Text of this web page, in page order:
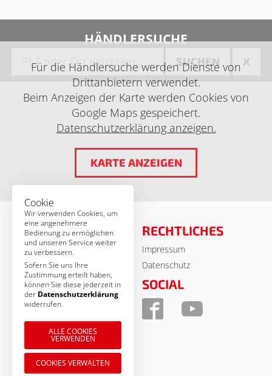
HÄNDLERSUCHE
SUCHEN X
Für die Händlersuche werden Dienste von
Drittanbietern verwendet.
Beim Anzeigen der Karte werden Cookies von
Google Maps gespeichert.
Datenschutzerklärung anzeigen.
KARTE ANZEIGEN
© MSA Germany 2026
RECHTLICHES
Impressum
Datenschutz
KONTAKT
MSA Motor Sport Accessoires
Am Forst 17 b
D-92637 Weiden
Tel.: 09 61 / 38 85 - 0
SOCIAL
Cookie
Wir verwenden Cookies, um
eine angenehmere
Bedienung zu ermöglichen
und unseren Service weiter
zu verbessern.
Sofern Sie uns Ihre
Zustimmung erteilt haben,
können Sie diese jederzeit in
der Datenschutzerklärung
widerrufen.
ALLE COOKIES
VERWENDEN
COOKIES VERWALTEN